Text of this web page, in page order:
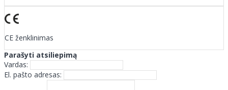
CE ženklinimas
Parašyti atsiliepimą
Vardas:
El. pašto adresas: